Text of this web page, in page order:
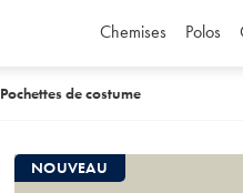
Chemises Polos
Pochettes de costume
NOUVEAU